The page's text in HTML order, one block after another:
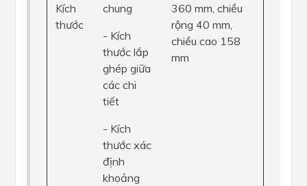
Kích
thước
chung
- Kích
thước lắp
ghép giữa
các chi
tiết
- Kích
thước xác
định
khoảng
360 mm, chiều
rộng 40 mm,
chiều cao 158
mm